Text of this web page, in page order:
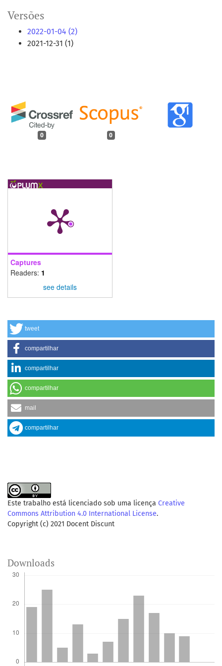
Versões
2022-01-04 (2)
2021-12-31 (1)
0 0
Captures
Readers: 1
see details
tweet
compartilhar
compartilhar
compartilhar
mail
compartilhar
Este trabalho está licenciado sob uma licença Creative
Commons Attribution 4.0 International License.
Copyright (c) 2021 Docent Discunt
Downloads